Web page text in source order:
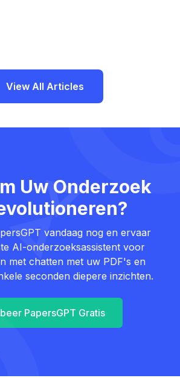
View All Articles
Uw Onderzoek
vandaag nog en ervaar
AI-onderzoeksassistent voor
met chatten met uw PDF's en
seconden diepere inzichten.
PapersGPT Gratis